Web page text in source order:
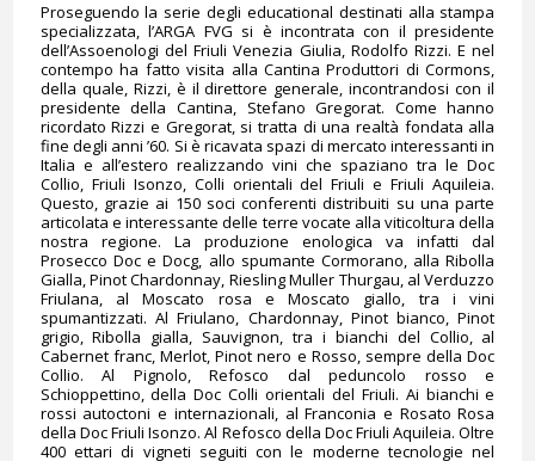
Proseguendo la serie degli educational destinati alla stampa
specializzata, l’ARGA FVG si è incontrata con il presidente
dell’Assoenologi del Friuli Venezia Giulia, Rodolfo Rizzi. E nel
contempo ha fatto visita alla Cantina Produttori di Cormons,
della quale, Rizzi, è il direttore generale, incontrandosi con il
presidente della Cantina, Stefano Gregorat. Come hanno
ricordato Rizzi e Gregorat, si tratta di una realtà fondata alla
fine degli anni ’60. Si è ricavata spazi di mercato interessanti in
Italia e all’estero realizzando vini che spaziano tra le Doc
Collio, Friuli Isonzo, Colli orientali del Friuli e Friuli Aquileia.
Questo, grazie ai 150 soci conferenti distribuiti su una parte
articolata e interessante delle terre vocate alla viticoltura della
nostra regione. La produzione enologica va infatti dal
Prosecco Doc e Docg, allo spumante Cormorano, alla Ribolla
Gialla, Pinot Chardonnay, Riesling Muller Thurgau, al Verduzzo
Friulana, al Moscato rosa e Moscato giallo, tra i vini
spumantizzati. Al Friulano, Chardonnay, Pinot bianco, Pinot
grigio, Ribolla gialla, Sauvignon, tra i bianchi del Collio, al
Cabernet franc, Merlot, Pinot nero e Rosso, sempre della Doc
Collio. Al Pignolo, Refosco dal peduncolo rosso e
Schioppettino, della Doc Colli orientali del Friuli. Ai bianchi e
rossi autoctoni e internazionali, al Franconia e Rosato Rosa
della Doc Friuli Isonzo. Al Refosco della Doc Friuli Aquileia. Oltre
400 ettari di vigneti seguiti con le moderne tecnologie nel